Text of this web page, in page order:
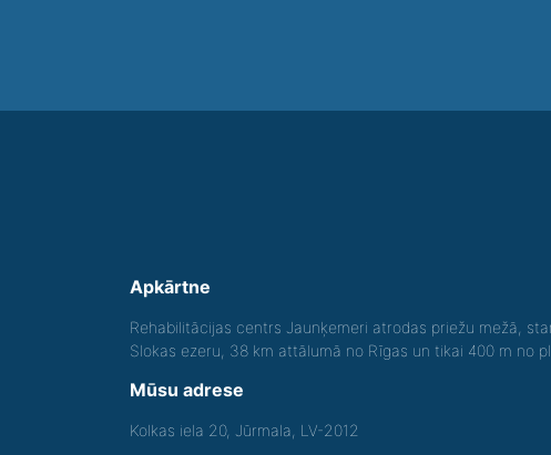
Apkārtne
Rehabilitācijas centrs Jaunķemeri atrodas priežu mežā,
Slokas ezeru, 38 km attālumā no Rīgas un tikai 400 m no
Mūsu adrese
Kolkas iela 20, Jūrmala, LV-2012